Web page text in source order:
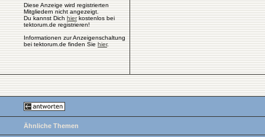
Diese Anzeige wird registrierten
Mitgliedern nicht angezeigt.
Du kannst Dich hierkostenlos bei
tektorum.de registrieren!
Informationen zur Anzeigenschaltung
bei tektorum.de finden Sie hier.
Ähnliche Themen